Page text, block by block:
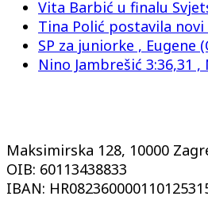
Vita Barbić u finalu
Tina Polić postavila
SP za juniorke , Eugene
Nino Jambrešić 3:36,31
Maksimirska 128, 10000
OIB: 60113438833
IBAN: